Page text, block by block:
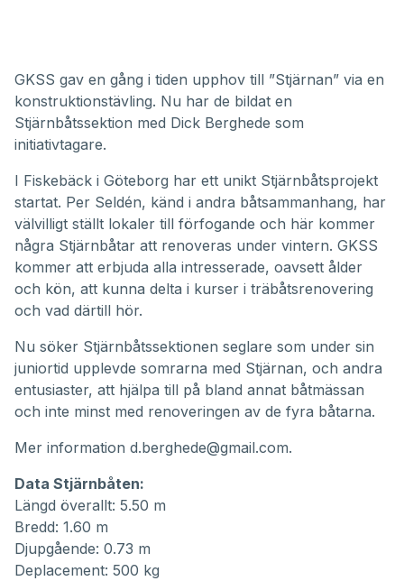
GKSS gav en gång i tiden upphov till ”Stjärnan” via en
konstruktionstävling. Nu har de bildat en
Stjärnbåtssektion med Dick Berghede som
initiativtagare.
I Fiskebäck i Göteborg har ett unikt Stjärnbåtsprojekt
startat. Per Seldén, känd i andra båtsammanhang, har
välvilligt ställt lokaler till förfogande och här kommer
några Stjärnbåtar att renoveras under vintern. GKSS
kommer att erbjuda alla intresserade, oavsett ålder
och kön, att kunna delta i kurser i träbåtsrenovering
och vad därtill hör.
Nu söker Stjärnbåtssektionen seglare som under sin
juniortid upplevde somrarna med Stjärnan, och andra
entusiaster, att hjälpa till på bland annat båtmässan
och inte minst med renoveringen av de fyra båtarna.
Mer information d.berghede@gmail.com.
Data Stjärnbåten:
Längd överallt: 5.50 m
Bredd: 1.60 m
Djupgående: 0.73 m
Deplacement: 500 kg